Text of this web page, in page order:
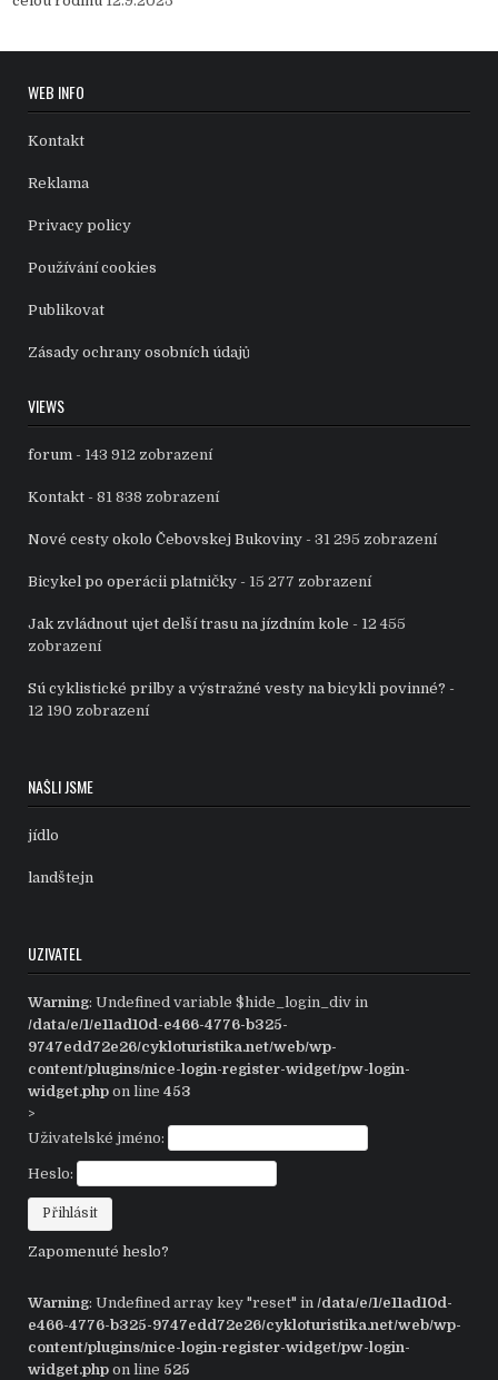
WEB INFO
Kontakt
Reklama
Privacy policy
Používání cookies
Publikovat
Zásady ochrany osobních údajů
VIEWS
forum - 143 912 zobrazení
Kontakt - 81 838 zobrazení
Nové cesty okolo Čebovskej Bukoviny - 31 295 zobrazení
Bicykel po operácii platničky - 15 277 zobrazení
Jak zvládnout ujet delší trasu na jízdním kole - 12 455
zobrazení
Sú cyklistické prilby a výstražné vesty na bicykli povinné? -
12 190 zobrazení
NAŠLI JSME
jídlo
landštejn
UZIVATEL
Warning: Undefined variable $hide_login_div in
/data/e/1/e11ad10d-e466-4776-b325-
9747edd72e26/cykloturistika.net/web/wp-
content/plugins/nice-login-register-widget/pw-login-
widget.php on line453
>
Uživatelské jméno:
Heslo:
Zapomenuté heslo?
Warning: Undefined array key "reset" in/data/e/1/e11ad10d-
e466-4776-b325-9747edd72e26/cykloturistika.net/web/wp-
content/plugins/nice-login-register-widget/pw-login-
widget.php on line 525